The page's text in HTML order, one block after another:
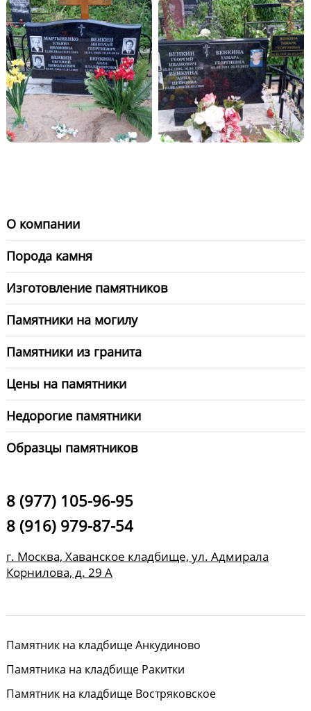
О компании
Порода камня
Изготовление памятников
Памятники на могилу
Памятники из гранита
Цены на памятники
Недорогие памятники
Образцы памятников
8 (977) 105-96-95
8 (916) 979-87-54
г. Москва, Хаванское кладбище, ул. Адмирала
Корнилова, д. 29 А
Памятник на кладбище Анкудиново
Памятника на кладбище Ракитки
Памятник на кладбище Востряковское